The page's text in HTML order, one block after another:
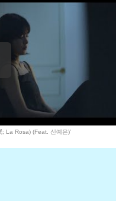
; La Rosa) (Feat. 신예은)’